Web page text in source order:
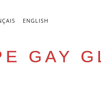
ENGLISH
GAY